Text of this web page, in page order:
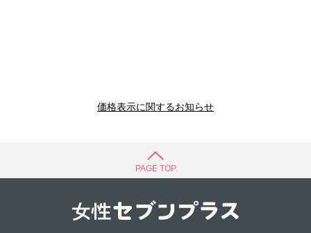
価格表示に関するお知らせ
PAGE TOP